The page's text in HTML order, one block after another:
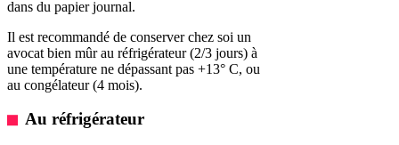
dans du papier journal.
Il est recommandé de conserver chez soi un
avocat bien mûr au réfrigérateur (2/3 jours) à
une température ne dépassant pas +13° C, ou
au congélateur (4 mois).
Au réfrigérateur